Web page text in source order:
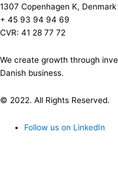
1307 Copenhagen K, Denmark
+ 45 93 94 94 69
CVR: 41 28 77 72
We create growth through
Danish business.
© 2022. All Rights Reserved.
Follow us on LinkedIn